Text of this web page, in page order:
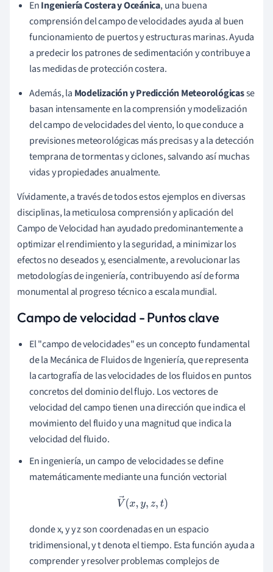
EnIngeniería Costera y Oceánica, una buena
comprensión del campo de velocidades ayuda al buen
funcionamiento de puertos y estructuras marinas. Ayuda
a predecir los patrones de sedimentación y contribuye a
las medidas de protección costera.
Además, la Modelización y Predicción Meteorológicasse
basan intensamente en la comprensión y modelización
del campo de velocidades del viento, lo que conduce a
previsiones meteorológicas más precisas y a la detección
temprana de tormentas y ciclones, salvando así muchas
vidas y propiedades anualmente.
Vívidamente, a través de todos estos ejemplos en diversas
disciplinas, la meticulosa comprensión y aplicación del
Campo de Velocidad han ayudado predominantemente a
optimizar el rendimiento y la seguridad, a minimizar los
efectos no deseados y, esencialmente, a revolucionar las
metodologías de ingeniería, contribuyendo así de forma
monumental al progreso técnico a escala mundial.
Campo de velocidad - Puntos clave
El "campo de velocidades" es un concepto fundamental
de la Mecánica de Fluidos de Ingeniería, que representa
la cartografía de las velocidades de los fluidos en puntos
concretos del dominio del flujo. Los vectores de
velocidad del campo tienen una dirección que indica el
movimiento del fluido y una magnitud que indica la
velocidad del fluido.
En ingeniería, un campo de velocidades se define
matemáticamente mediante una función vectorial
V→(x,y,z,t)
donde x, y y z son coordenadas en un espacio
tridimensional, y t denota el tiempo. Esta función ayuda a
comprender y resolver problemas complejos de